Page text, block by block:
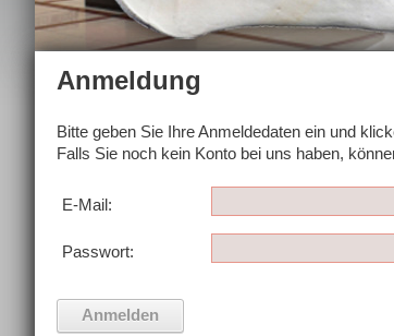
Anmeldung
Bitte geben Sie Ihre Anmeldedaten ein und
Falls Sie noch kein Konto bei uns haben,
E-Mail:
Passwort: